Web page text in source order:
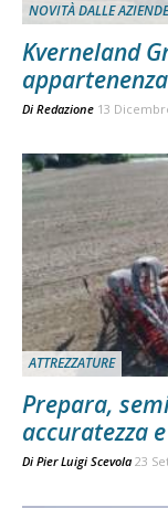
NOVITÀ DALLE AZIENDE
Kverneland
Di Redazione 13
ATTREZZATURE
Prepara,
accuratezza
Di Pier Luigi Scevola 23